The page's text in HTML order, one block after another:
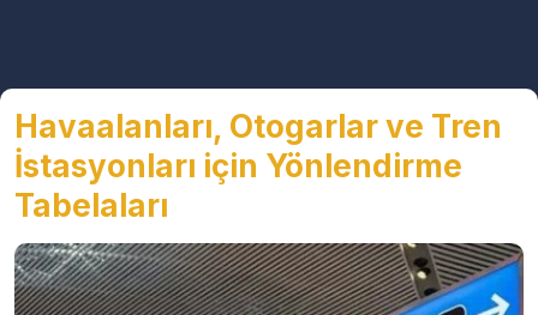
Havaalanları, Otogarlar ve Tren
İstasyonları için Yönlendirme
Tabelaları